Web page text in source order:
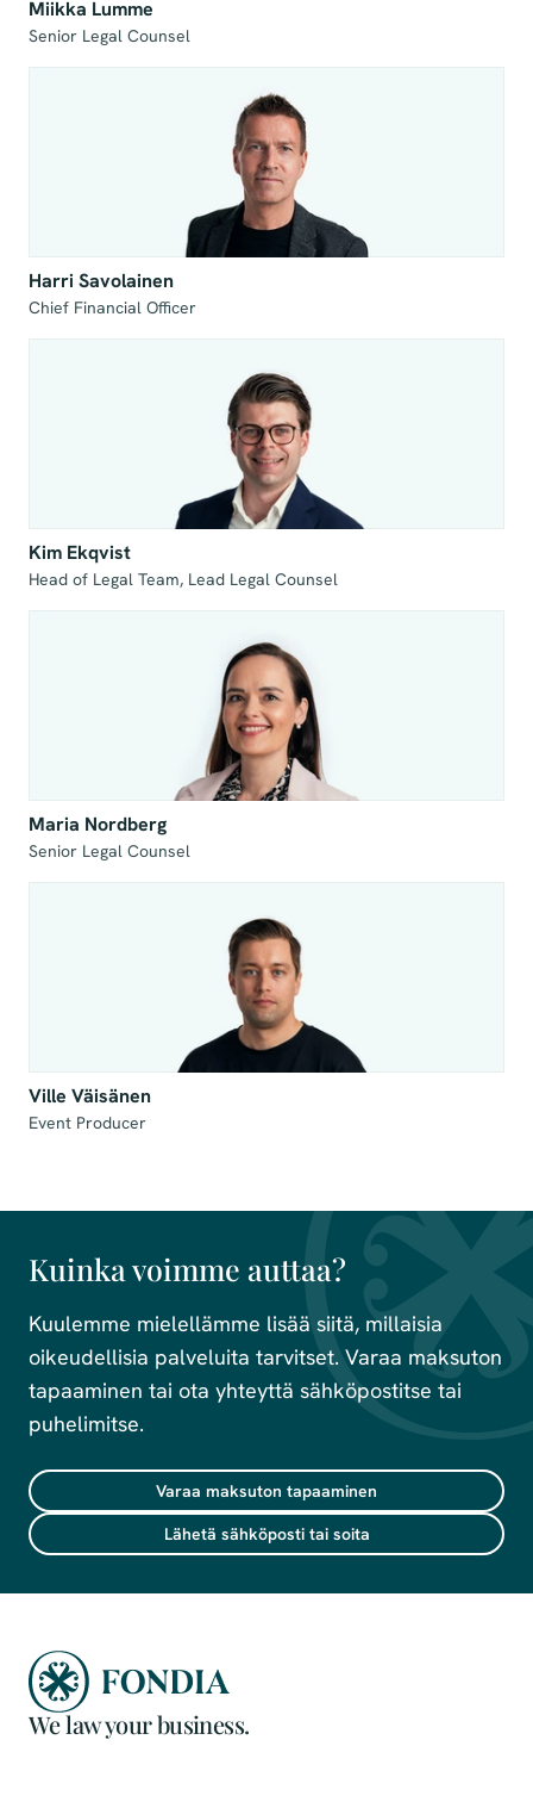
Miikka Lumme
Senior Legal Counsel
Harri Savolainen
Chief Financial Officer
Kim Ekqvist
Head of Legal Team, Lead Legal Counsel
Maria Nordberg
Senior Legal Counsel
Ville Väisänen
Event Producer
Kuinka voimme auttaa?
Kuulemme mielellämme lisää siitä, millaisia
oikeudellisia palveluita tarvitset. Varaa maksuton
tapaaminen tai ota yhteyttä sähköpostitse tai
puhelimitse.
Varaa maksuton tapaaminen
Lähetä sähköposti tai soita
We law your business.